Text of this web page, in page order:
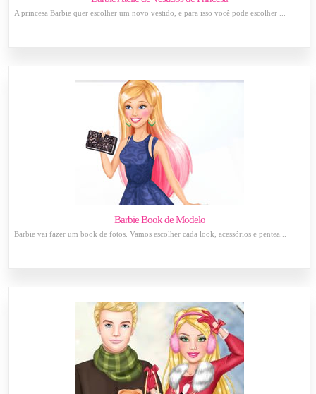
A princesa Barbie quer escolher um novo vestido, e para isso você pode escolher ...
Barbie Book de Modelo
Barbie vai fazer um book de fotos. Vamos escolher cada look, acessórios e pentea...